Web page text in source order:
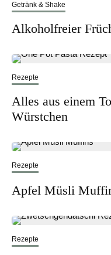
Getränk & Shake
Alkoholfreier
Rezepte
Alles aus einem
Würstchen
Rezepte
Apfel Müsli
Rezepte